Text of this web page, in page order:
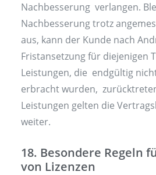
Nachbesserung verlangen.
Nachbesserung trotz
aus, kann der Kunde nach
Fristansetzung für diejenigen
Leistungen, die endgültig
erbracht wurden,
Leistungen gelten die
weiter.
18. Besondere Regeln
von Lizenzen